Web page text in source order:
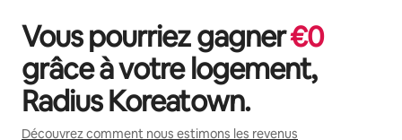
Vous pourriez gagner€0
grâce à votre logement,
Radius Koreatown.
Découvrez comment nous estimons les revenus